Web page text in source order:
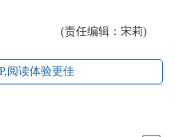
(责任编辑：宋莉)
阅读体验更佳